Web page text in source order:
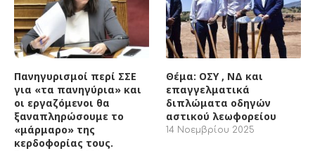
Πανηγυρισμοί περί ΣΣΕ
για «τα πανηγύρια» και
οι εργαζόμενοι θα
ξαναπληρώσουμε το
«μάρμαρο» της
κερδοφορίας τους.
Θέμα: ΟΣΥ , ΝΔ και
επαγγελματικά
διπλώματα οδηγών
αστικού λεωφορείου
14 Νοεμβρίου 2025